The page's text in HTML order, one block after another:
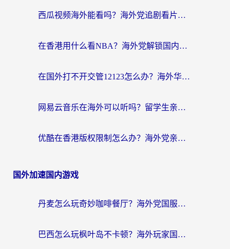
西瓜视频海外能看吗？海外党追剧看片的终极解决方案来了
在香港用什么看NBA？海外党解锁国内体育直播的终极攻略
在国外打不开交管12123怎么办？海外华人必看的回国加速全攻略
网易云音乐在海外可以听吗？留学生亲测有效的回国加速方案
优酷在香港版权限制怎么办？海外党亲测有效的追剧加速方案
国外加速国内游戏
丹麦怎么玩奇妙咖啡餐厅？海外党国服游戏加速全攻略（附灌篮高手元气骑士实测）
巴西怎么玩枫叶岛不卡顿？海外玩家国服游戏加速器终极指南（含战双野兽领主提速秘籍）